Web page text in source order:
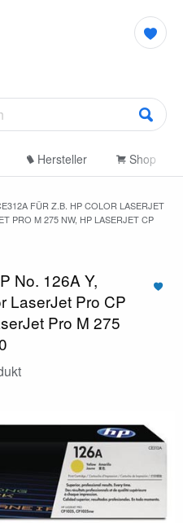
Hersteller Shop
FÜR Z.B. HP COLOR LASERJET
PRO M 275 NW, HP LASERJET CP
No. 126A Y,
LaserJet Pro CP
Pro M 275